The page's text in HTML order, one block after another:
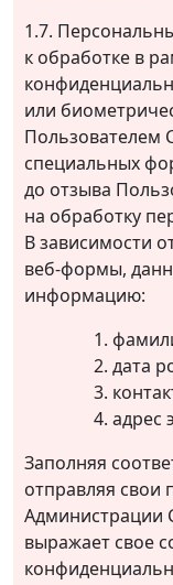
1.7.
к обработке в
или
Пользователем
специальных
до отзыва
на обработку
В зависимости
веб-формы,
информацию:
дата
адрес
Заполняя
отправляя свои
Администрации
выражает свое